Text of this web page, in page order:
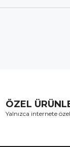
ÖZEL
Yalnızca internete